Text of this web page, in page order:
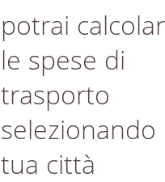
potrai
le spese di
trasporto
selezionando
tua città